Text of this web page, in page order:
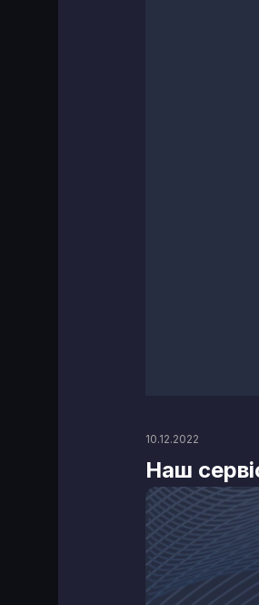
10.12.2022
Наш